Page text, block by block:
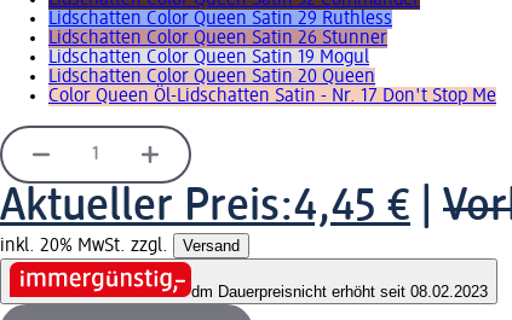
Lidschatten Color Queen Satin 29 Ruthless
Lidschatten Color Queen Satin 26 Stunner
Lidschatten Color Queen Satin 19 Mogul
Lidschatten Color Queen Satin 20 Queen
Color Queen Öl-Lidschatten Satin - Nr. 17 Don't Stop Me
Aktueller Preis:4,45 €
inkl. 20% MwSt. zzgl. Versand
dm Dauerpreisnicht erhöht seit 08.02.2023